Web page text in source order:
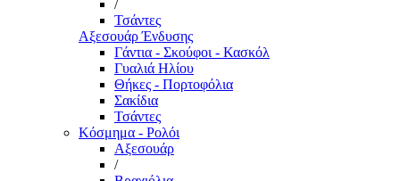
/
Τσάντες
Αξεσουάρ Ένδυσης
Γάντια - Σκούφοι - Κασκόλ
Γυαλιά Ηλίου
Θήκες - Πορτοφόλια
Σακίδια
Τσάντες
Κόσμημα - Ρολόι
Αξεσουάρ
/